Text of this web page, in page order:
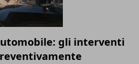
gli interventi